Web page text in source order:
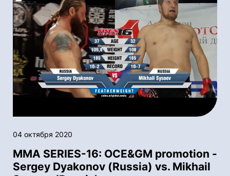
04 октября 2020
MMA SERIES-16: OСE&GM promotion -
Sergey Dyakonov (Russia) vs. Mikhail